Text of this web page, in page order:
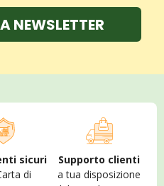
NEWSLETTER
sicuri
di
Supporto clienti
a tua disposizione